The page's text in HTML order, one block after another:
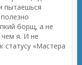
пытаешься
борщ, а не
я. И не
«Мастера